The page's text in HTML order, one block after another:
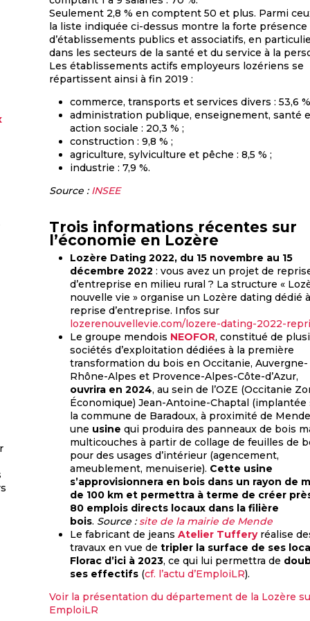
Seulement 2,8 % en comptent 50 et plus. Parmi
la liste indiquée ci-dessus montre la forte présence
d’établissements publics et associatifs, en
dans les secteurs de la santé et du service à la
Les établissements actifs employeurs lozériens se
répartissent ainsi à fin 2019 :
commerce, transports et services divers : 53,6
administration publique, enseignement, santé
action sociale : 20,3 % ;
construction : 9,8 % ;
agriculture, sylviculture et pêche : 8,5 % ;
industrie : 7,9 %.
Source :INSEE
Trois informations récentes sur
l’économie en Lozère
Lozère Dating 2022, du 15 novembre au 15
décembre 2022 : vous avez un projet de
d’entreprise en milieu rural ? La structure «
nouvelle vie » organise un Lozère dating dédié
reprise d’entreprise. Infos sur
lozerenouvellevie.com/lozere-dating-2022-
Le groupe mendois NEOFOR, constitué de
sociétés d’exploitation dédiées à la première
transformation du bois en Occitanie, Auvergne-
Rhône-Alpes et Provence-Alpes-Côte-d’Azur,
ouvrira en 2024, au sein de l’OZE (Occitanie
Économique) Jean-Antoine-Chaptal (implantée
la commune de Baradoux, à proximité de
une usine qui produira des panneaux de bois
multicouches à partir de collage de feuilles de
pour des usages d’intérieur (agencement,
ameublement, menuiserie). Cette usine
s’approvisionnera en bois dans un rayon de
de 100 km et permettra à terme de créer
80 emplois directs locaux dans la filière
bois. Source :site de la mairie de Mende
Le fabricant de jeans Atelier Tufferyréalise
travaux en vue de tripler la surface de ses
Florac d’ici à 2023, ce qui lui permettra de
ses effectifs (cf. l’actu d’EmploiLR).
Voir la présentation du département de la Lozère
EmploiLR